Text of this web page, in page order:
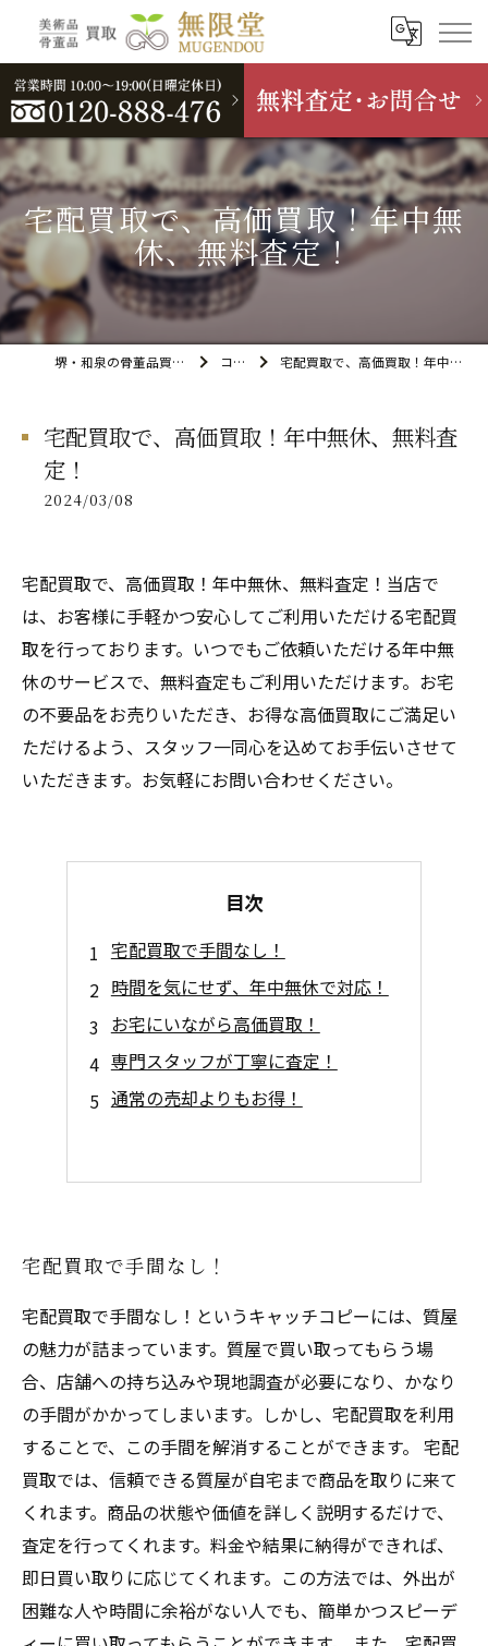
宅配買取で、高価買取！年中無
休、無料査定！
堺・和泉の骨董品買取なら無限堂 コラム 宅配買取で、高価買取！年中無休、無料査定！
宅配買取で、高価買取！年中無休、無料査
定！
2024/03/08
宅配買取で、高価買取！年中無休、無料査定！当店で
は、お客様に手軽かつ安心してご利用いただける宅配買
取を行っております。いつでもご依頼いただける年中無
休のサービスで、無料査定もご利用いただけます。お宅
の不要品をお売りいただき、お得な高価買取にご満足い
ただけるよう、スタッフ一同心を込めてお手伝いさせて
いただきます。お気軽にお問い合わせください。
目次
宅配買取で手間なし！
時間を気にせず、年中無休で対応！
お宅にいながら高価買取！
専門スタッフが丁寧に査定！
通常の売却よりもお得！
宅配買取で手間なし！
宅配買取で手間なし！というキャッチコピーには、質屋
の魅力が詰まっています。質屋で買い取ってもらう場
合、店舗への持ち込みや現地調査が必要になり、かなり
の手間がかかってしまいます。しかし、宅配買取を利用
することで、この手間を解消することができます。 宅配
買取では、信頼できる質屋が自宅まで商品を取りに来て
くれます。商品の状態や価値を詳しく説明するだけで、
査定を行ってくれます。料金や結果に納得ができれば、
即日買い取りに応じてくれます。この方法では、外出が
困難な人や時間に余裕がない人でも、簡単かつスピーデ